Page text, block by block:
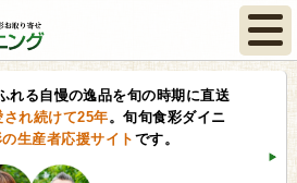
れる自慢の逸品を旬の時期に直送
され続けて25年。旬旬食彩ダイニ
生産者応援サイト です。